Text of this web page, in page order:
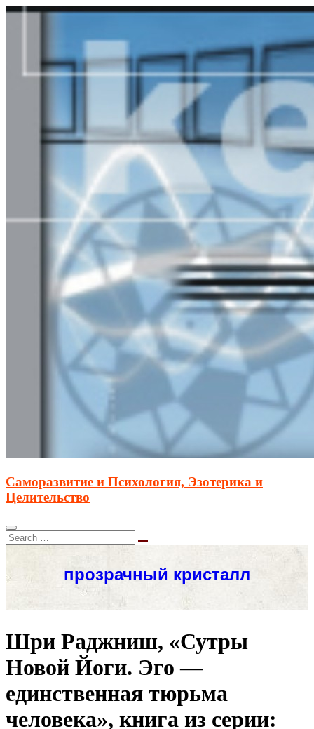
Саморазвитие и Психология, Эзотерика и
Целительство
Шри Раджниш, «Сутры
Новой Йоги. Эго —
единственная тюрьма
человека», книга из серии: